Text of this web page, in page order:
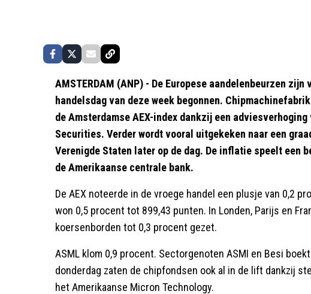
AMSTERDAM (ANP) - De Europese aandelenbeurzen
handelsdag van deze week begonnen.
de Amsterdamse AEX-index dankzij een
Securities. Verder wordt vooral uitgekeken naar een
Verenigde Staten later op de dag. De inflatie speelt een
de Amerikaanse centrale bank.
De AEX noteerde in de vroege handel een plusje van 0,2
won 0,5 procent tot 899,43 punten. In Londen, Parijs en
koersenborden tot 0,3 procent gezet.
ASML klom 0,9 procent. Sectorgenoten ASMI en Besi
donderdag zaten de chipfondsen ook al in de lift dankzij
het Amerikaanse Micron Technology.